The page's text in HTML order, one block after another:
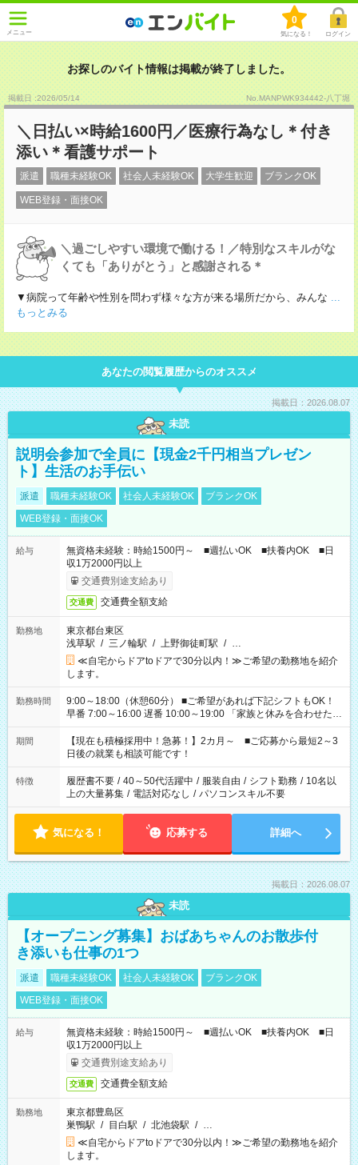
メニュー
0
気になる！ ログイン
お探しのバイト情報は掲載が終了しました。
掲載日 :2026/05/14 No.MANPWK934442-八丁堀
＼日払い×時給1600円／医療行為なし＊付き
添い＊看護サポート
派遣 職種未経験OK 社会人未経験OK 大学生歓迎 ブランクOK
WEB登録・面接OK
＼過ごしやすい環境で働ける！／特別なスキルがな
くても「ありがとう」と感謝される＊
▼病院って年齢や性別を問わず様々な方が来る場所だから、みんな ...
もっとみる
あなたの閲覧履歴からのオススメ
掲載日：2026.08.07
未読
説明会参加で全員に【現金2千円相当プレゼン
ト】生活のお手伝い
派遣 職種未経験OK 社会人未経験OK
ブランクOK
WEB登録・面接OK
給与
無資格未経験：時給1500円～ ■週払いOK ■扶養内OK ■日
収1万2000円以上
交通費別途支給あり
交通費 交通費全額支給
勤務地
東京都台東区
浅草駅 / 三ノ輪駅 / 上野御徒町駅 / …
≪自宅からドアtoドアで30分以内！≫ご希望の勤務地を紹介
します。
勤務時間
9:00～18:00（休憩60分） ■ご希望があれば下記シフトもOK！
早番 7:00～16:00 遅番 10:00～19:00 「家族と休みを合わせた
い」 「余裕を持って夕飯の準備がしたい」 「できれば残業はし
たくない」 など、ご希望を教えてくださいね。 ※Wワーク希望
の方へ 今ご覧のお仕事で希望する勤務時間と、もう1つのお仕事
の勤務時間。 合計で週40時間を超える場合は応募できません。
期間
【現在も積極採用中！急募！】2カ月～ ■ご応募から最短2～3
日後の就業も相談可能です！
特徴 履歴書不要 / 40～50代活躍中 / 服装自由 / シフト勤務 / 10名以
上の大量募集 / 電話対応なし / パソコンスキル不要
気になる！ 応募する 詳細へ
掲載日：2026.08.07
未読
【オープニング募集】おばあちゃんのお散歩付
き添いも仕事の1つ
派遣 職種未経験OK 社会人未経験OK
ブランクOK
WEB登録・面接OK
給与
無資格未経験：時給1500円～ ■週払いOK ■扶養内OK ■日
収1万2000円以上
交通費別途支給あり
交通費 交通費全額支給
勤務地
東京都豊島区
巣鴨駅 / 目白駅 / 北池袋駅 / …
≪自宅からドアtoドアで30分以内！≫ご希望の勤務地を紹介
します。